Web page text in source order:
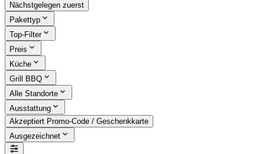
Nächstgelegen zuerst
Pakettyp
Top-Filter
Preis
Küche
Grill BBQ
Alle Standorte
Ausstattung
Akzeptiert Promo-Code / Geschenkkarte
Ausgezeichnet